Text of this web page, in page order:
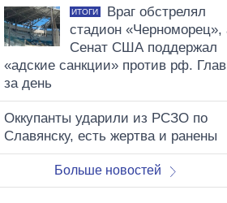
ИТОГИ
Враг обстрелял
стадион «Черноморец»,
Сенат США поддержал
«адские санкции» против рф.
за день
Оккупанты ударили из РСЗО по
Славянску, есть жертва и ранены
Больше новостей